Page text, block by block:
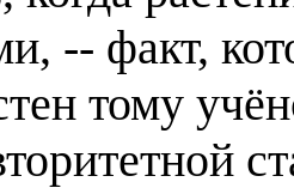
-- факт,
тому